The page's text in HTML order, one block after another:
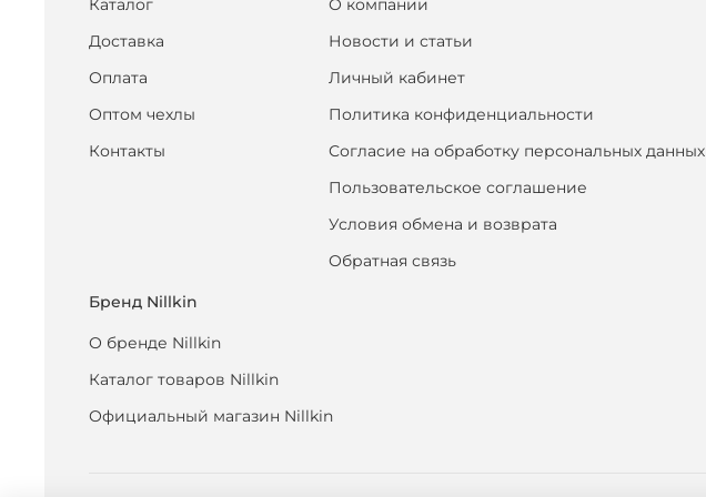
Каталог
Доставка
Оплата
Оптом чехлы
Контакты
О компании
Новости и статьи
Личный кабинет
Политика конфиденциальности
Согласие на обработку персональных данных
Пользовательское соглашение
Условия обмена и возврата
Обратная связь
Бренд Nillkin
О бренде Nillkin
Каталог товаров Nillkin
Официальный магазин Nillkin